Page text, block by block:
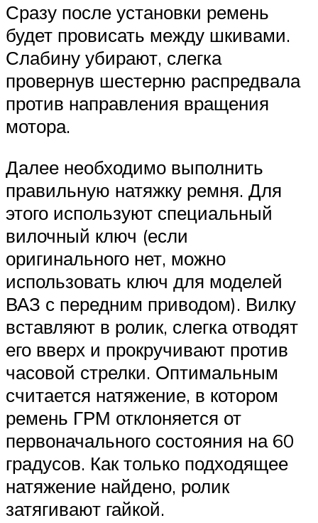
Сразу после установки ремень
будет провисать между шкивами.
Слабину убирают, слегка
провернув шестерню распредвала
против направления вращения
мотора.
Далее необходимо выполнить
правильную натяжку ремня. Для
этого используют специальный
вилочный ключ (если
оригинального нет, можно
использовать ключ для моделей
ВАЗ с передним приводом). Вилку
вставляют в ролик, слегка отводят
его вверх и прокручивают против
часовой стрелки. Оптимальным
считается натяжение, в котором
ремень ГРМ отклоняется от
первоначального состояния на 60
градусов. Как только подходящее
натяжение найдено, ролик
затягивают гайкой.